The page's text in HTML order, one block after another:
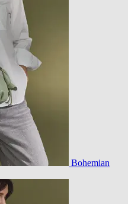
Bohemian